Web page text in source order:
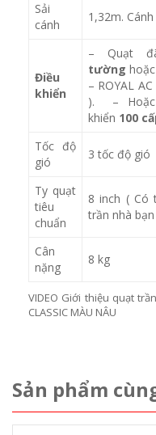
Sải
cánh
1,32m.
Điều
khiển
– Quạt
tường
– ROYAL
). – Hoặc
khiển 100
Tốc độ
gió
3 tốc độ gió
Ty quạt
tiêu
chuẩn
8 inch ( Có
trần nhà
Cân
nặng
8 kg
VIDEO Giới thiệu quạt
CLASSIC MÀU NÂU
Sản phẩm